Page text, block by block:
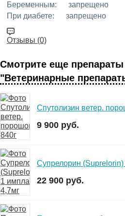
Беременным:
запрещено
При диабете:
запрещено
Отзывы (0)
Смотрите еще препараты
"Ветеринарные
Спутолизин ветер.
9 900 руб.
Супрелорин
22 900 руб.